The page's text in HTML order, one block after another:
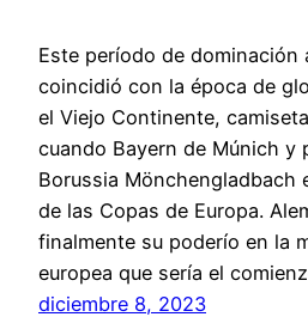
Este período de dominación
coincidió con la época de
el Viejo Continente,
cuando Bayern de Múnich y
Borussia Mönchengladbach
de las Copas de Europa.
finalmente su poderío en la
europea que sería el
diciembre 8, 2023